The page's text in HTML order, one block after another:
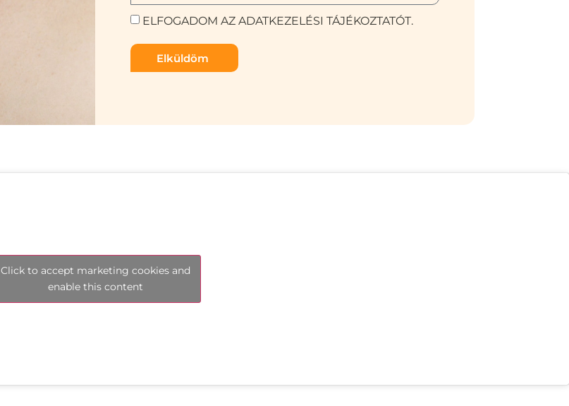
ELFOGADOM AZ ADATKEZELÉSI TÁJÉKOZTATÓT.
Elküldöm
Click to accept marketing cookies and
enable this content